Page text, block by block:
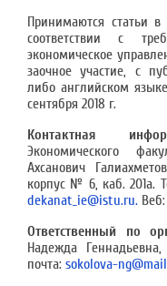
Принимаются статьи
соответствии с
экономическое
заочное участие, с
либо английском
сентября 2018 г.
Контактная
Экономического
Ахсанович
корпус № 6, каб. 201а.
dekanat_ie@istu.ru. Веб:
Ответственный по
Надежда
почта: sokolova-